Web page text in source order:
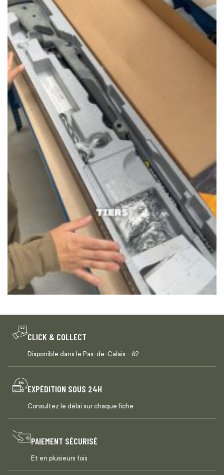
CLICK & COLLECT
Disponible dans le Pas-de-Calais - 62
EXPÉDITION SOUS 24H
Consultez le délai sur chaque fiche
PAIEMENT SÉCURISÉ
Et en plusieurs fois